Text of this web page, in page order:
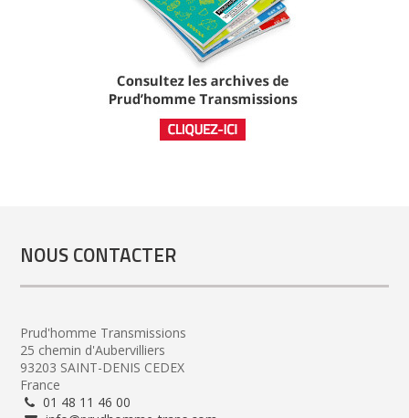
NOUS CONTACTER
Prud'homme Transmissions
25 chemin d'Aubervilliers
93203 SAINT-DENIS CEDEX
France
01 48 11 46 00